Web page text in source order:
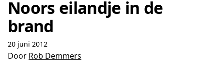
Noors eilandje in de
brand
20 juni 2012
Door Rob Demmers